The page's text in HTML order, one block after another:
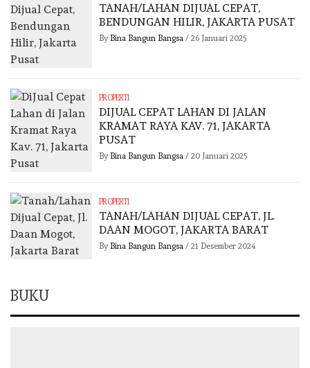
TANAH/LAHAN DIJUAL CEPAT,
BENDUNGAN HILIR, JAKARTA PUSAT
By Bina Bangun Bangsa / 26 Januari 2025
PROPERTI
DIJUAL CEPAT LAHAN DI JALAN
KRAMAT RAYA KAV. 71, JAKARTA
PUSAT
By Bina Bangun Bangsa / 20 Januari 2025
PROPERTI
TANAH/LAHAN DIJUAL CEPAT, JL.
DAAN MOGOT, JAKARTA BARAT
By Bina Bangun Bangsa / 21 Desember 2024
BUKU